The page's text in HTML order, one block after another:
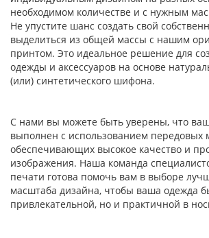
необходимом количестве и с нужным
Не упустите шанс создать свой
выделиться из общей массы с нашим
принтом. Это идеальное решение для
одежды и аксессуаров на основе
(или) синтетического шифона.
С нами вы можете быть уверены, что ваш
выполнен с использованием передовых
обеспечивающих высокое качество и
изображения. Наша команда
печати готова помочь вам в выборе
масштаба дизайна, чтобы ваша одежда
привлекательной, но и практичной в